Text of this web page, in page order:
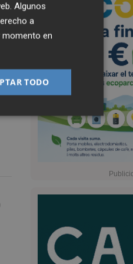
Algunos
a
momento en
TODO